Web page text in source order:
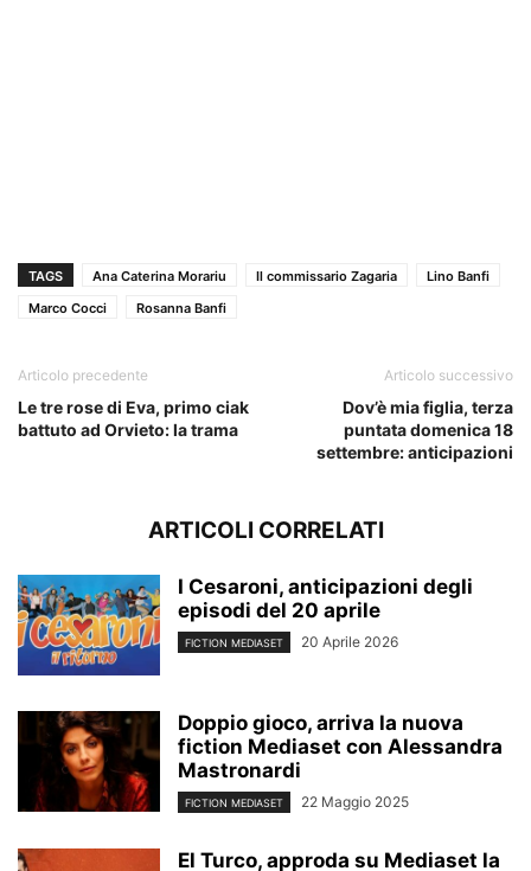
TAGS Ana Caterina Morariu Il commissario Zagaria
Lino Banfi
Marco Cocci
Rosanna Banfi
Articolo precedente
Le tre rose di Eva, primo ciak
battuto ad Orvieto: la trama
Articolo successivo
Dov’è mia figlia, terza
puntata domenica 18
settembre: anticipazioni
ARTICOLI CORRELATI
I Cesaroni, anticipazioni degli
episodi del 20 aprile
FICTION MEDIASET 20 Aprile 2026
Doppio gioco, arriva la nuova
fiction Mediaset con Alessandra
Mastronardi
FICTION MEDIASET 22 Maggio 2025
El Turco, approda su Mediaset la